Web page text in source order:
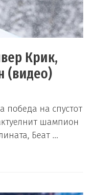
Крик,
(видео)
победа на спустот
шампион
Беат …